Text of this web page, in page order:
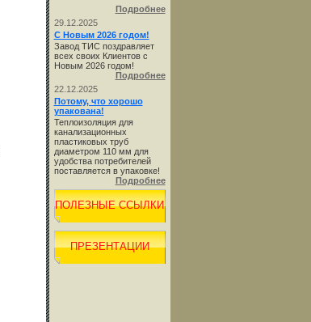
Подробнее
29.12.2025
С Новым 2026 годом!
Завод ТИС поздравляет
всех своих Клиентов с
Новым 2026 годом!
Подробнее
22.12.2025
Потому, что хорошо
упакована!
Теплоизоляция для
канализационных
пластиковых труб
диаметром 110 мм для
удобства потребителей
поставляется в упаковке!
Подробнее
ПОЛЕЗНЫЕ ССЫЛКИ
ПРЕЗЕНТАЦИИ